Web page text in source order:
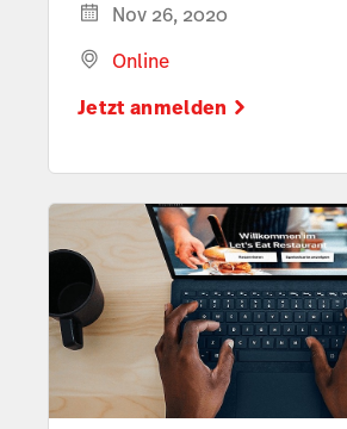
Nov 26, 2020
Online
Jetzt anmelden